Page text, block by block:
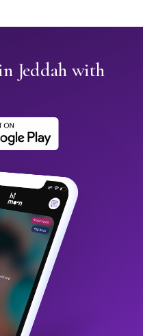
Jeddah with